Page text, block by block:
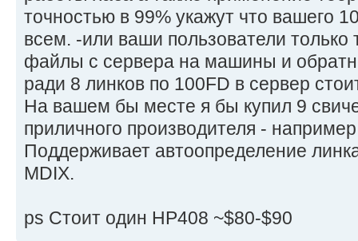
точностью в 99% укажут что вашего
всем. -или ваши пользователи только
файлы с сервера на машины и
ради 8 линков по 100FD в сервер
На вашем бы месте я бы купил 9
приличного производителя -
Поддерживает автоопределение
MDIX.
ps Стоит один HP408 ~$80-$90